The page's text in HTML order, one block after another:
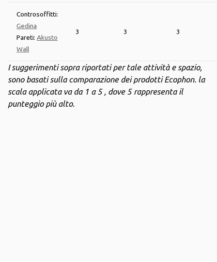
Controsoffitti:
Gedina
Pareti: Akusto
Wall
3 3 3
I suggerimenti sopra riportati per tale attività e spazio,
sono basati sulla comparazione dei prodotti Ecophon. la
scala applicata va da 1 a 5 , dove 5 rappresenta il
punteggio più alto.